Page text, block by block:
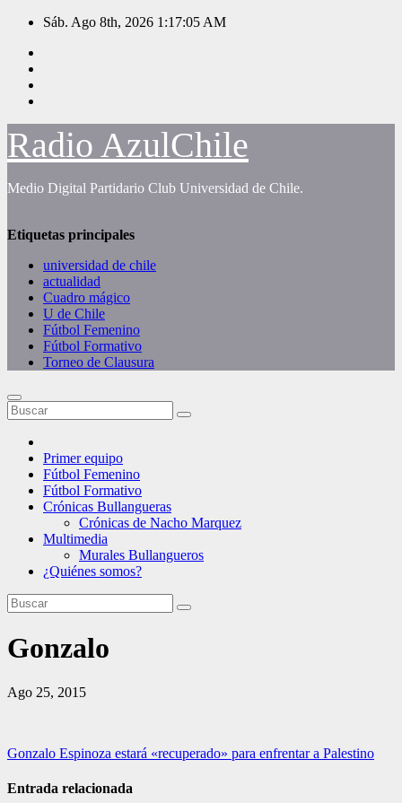
Saltar
contenido
Sáb. Ago 8th, 2026 1:17:05 AM
Radio AzulChile
Medio Digital Partidario Club Universidad de Chile.
Etiquetas principales
universidad de chile
actualidad
Cuadro mágico
U de Chile
Fútbol Femenino
Fútbol Formativo
Torneo de Clausura
Primer equipo
Fútbol Femenino
Fútbol Formativo
Crónicas Bullangueras
Crónicas de Nacho Marquez
Multimedia
Murales Bullangueros
¿Quiénes somos?
Gonzalo
Ago 25, 2015
Navegación
de
Gonzalo Espinoza estará «recuperado» para enfrentar a Palestino
Entrada relacionada